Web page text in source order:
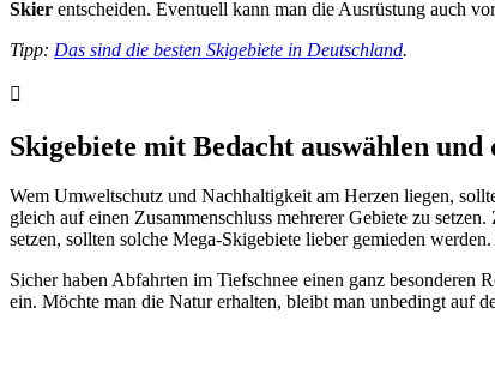
Skier entscheiden. Eventuell kann man die Ausrüstung auch
Tipp: Das sind die besten Skigebiete in Deutschland.
Skigebiete mit Bedacht auswählen und
Wem Umweltschutz und Nachhaltigkeit am Herzen liegen,
gleich auf einen Zusammenschluss mehrerer Gebiete zu
setzen, sollten solche Mega-Skigebiete lieber gemieden werden.
Sicher haben Abfahrten im Tiefschnee einen ganz besonderen
ein. Möchte man die Natur erhalten, bleibt man unbedingt auf